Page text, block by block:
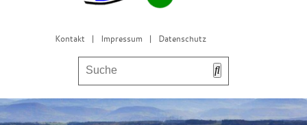
Kontakt | Impressum | Datenschutz